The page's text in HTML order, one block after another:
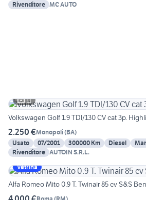
Rivenditore MC AUTO
11
Volkswagen Golf 1.9 TDI/130 CV cat 3p.
2.250 €Monopoli(BA)
Usato
07/2001 300000 Km Diesel
Rivenditore AUTOIN S.R.L.
Vetrina
Alfa Romeo Mito 0.9 T. Twinair 85 cv S&S